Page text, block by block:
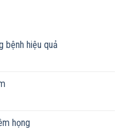
bệnh hiệu quả
họng